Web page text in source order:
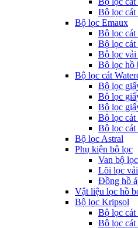
Bộ lọc cát
Bộ lọc Emaux
Bộ lọc cát
Bộ lọc cát
Bộ lọc
Bô lọc hồ
Bộ lọc cát
Bộ lọc
Bộ lọc
Bộ lọc
Bộ lọc
Bộ lọc cát
Bộ lọc Astral
Phụ kiện bộ lọc
Van bộ lọc
Lõi lọc vải
Đồng hồ
Vật liệu lọc hồ
Bộ lọc Kripsol
Bộ lọc cát
Bộ lọc